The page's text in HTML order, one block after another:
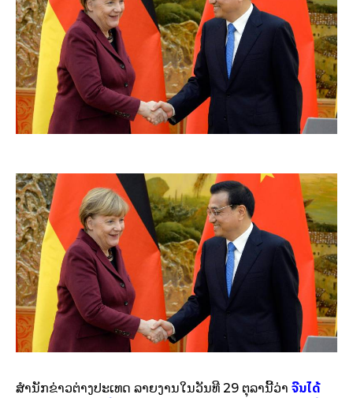
ສຳນັກຂ່າວຕ່າງປະເທດ ລາຍງານໃນວັນທີ 29 ຕຸລານີ້ວ່າ ຈີນໄດ້